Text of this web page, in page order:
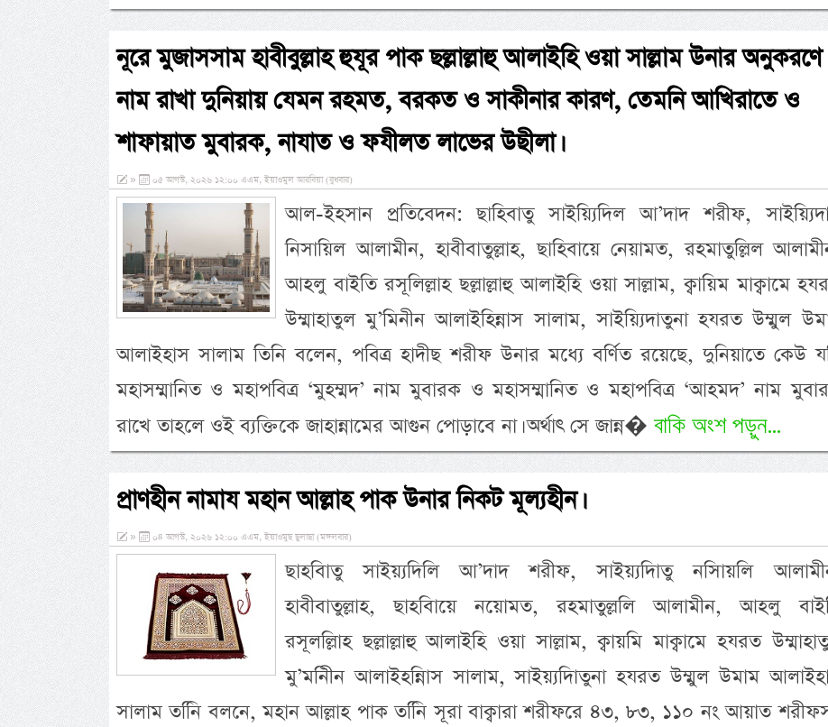
নূরে মুজাসসাম হাবীবুল্লাহ হুযূর পাক ছল্লাল্লাহু আলাইহি ওয়া সাল্লাম উনার অনুকরণে
নাম রাখা দুনিয়ায় যেমন রহমত, বরকত ও সাকীনার কারণ, তেমনি আখিরাতে ও
শাফায়াত মুবারক, নাযাত ও ফযীলত লাভের উছীলা।
» ০৫ আগস্ট, ২০২৬ ১২:০০ এএম, ইয়াওমুল আরবিয়া (বুধবার)
আল-ইহসান প্রতিবেদন: ছাহিবাতু সাইয়্যিদিল আ’দাদ শরীফ,
নিসায়িল আলামীন, হাবীবাতুল্লাহ, ছাহিবায়ে নেয়ামত, রহমাতুল্লিল
আহলু বাইতি রসূলিল্লাহ ছল্লাল্লাহু আলাইহি ওয়া সাল্লাম, ক্বায়িম মাক্বামে
উম্মাহাতুল মু’মিনীন আলাইহিন্নাস সালাম, সাইয়্যিদাতুনা হযরত উম্মুল
আলাইহাস সালাম তিনি বলেন, পবিত্র হাদীছ শরীফ উনার মধ্যে বর্ণিত রয়েছে, দুনিয়াতে কেউ
মহাসম্মানিত ও মহাপবিত্র ‘মুহম্মদ’ নাম মুবারক ও মহাসম্মানিত ও মহাপবিত্র ‘আহমদ’ নাম
রাখে তাহলে ওই ব্যক্তিকে জাহান্নামের আগুন পোড়াবে না। অর্থাৎ সে জান্ন� বাকি অংশ পড়ুন...
প্রাণহীন নামায মহান আল্লাহ পাক উনার নিকট মূল্যহীন।
» ০৪ আগস্ট, ২০২৬ ১২:০০ এএম, ইয়াওমুছ ছুলাছা (মঙ্গলবার)
ছাহবিাতু সাইয়্যদিলি আ’দাদ শরীফ, সাইয়্যদিাতু নসিায়লি
হাবীবাতুল্লাহ, ছাহবিায়ে নয়োমত, রহমাতুল্ললি আলামীন, আহলু
রসূলল্লিাহ ছল্লাল্লাহু আলাইহি ওয়া সাল্লাম, ক্বায়মি মাক্বামে হযরত
মু’মনিীন আলাইহন্নিাস সালাম, সাইয়্যদিাতুনা হযরত উম্মুল উমাম
সালাম তনিি বলনে, মহান আল্লাহ পাক তনিি সূরা বাক্বারা শরীফরে ৪৩, ৮৩, ১১০ নং আয়াত